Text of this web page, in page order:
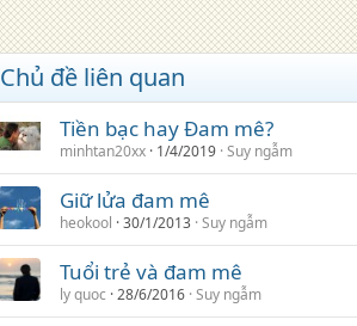
Chủ đề liên quan
Tiền bạc hay Đam mê?
minhtan20xx 1/4/2019 Suy ngẫm
Giữ lửa đam mê
heokool 30/1/2013 Suy ngẫm
Tuổi trẻ và đam mê
ly quoc 28/6/2016 Suy ngẫm